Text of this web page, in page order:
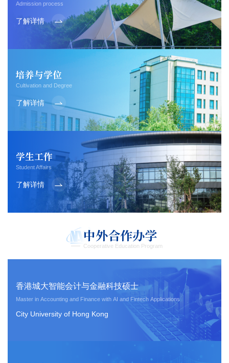
Admission process
了解详情
培养与学位
Cultivation and Degree
了解详情
学生工作
Student Affairs
了解详情
中外合作办学
Cooperative Education Program
香港城大智能会计与金融科技硕士
Master in Accounting and Finance with AI and Fintech Applications
City University of Hong Kong